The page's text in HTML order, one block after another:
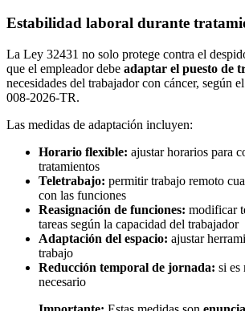
Estabilidad laboral durante
La Ley 32431 no solo protege contra el
que el empleador debe adaptar el puesto de
necesidades del trabajador con cáncer, según
008-2026-TR.
Las medidas de adaptación incluyen:
Horario flexible: ajustar horarios para
tratamientos
Teletrabajo: permitir trabajo remoto
con las funciones
Reasignación de funciones: modificar
tareas según la capacidad del trabajador
Adaptación del espacio: ajustar
trabajo
Reducción temporal de jornada: si es
necesario